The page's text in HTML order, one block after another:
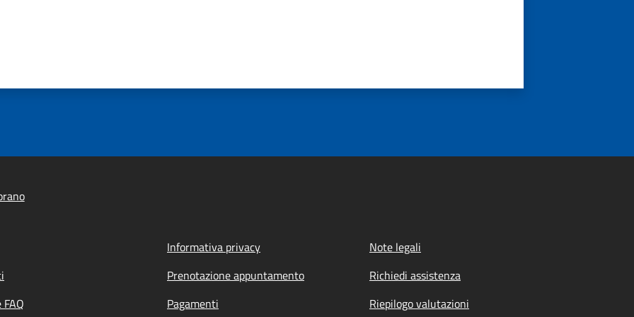
Informativa privacy
Note legali
Prenotazione appuntamento
Richiedi assistenza
Pagamenti Riepilogo valutazioni